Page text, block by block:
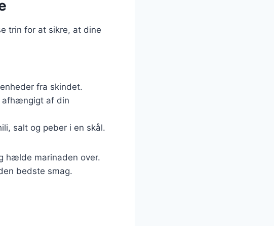
trin for at sikre, at dine
fra skindet.
afhængigt af din
salt og peber i en skål.
hælde marinaden over.
bedste smag.